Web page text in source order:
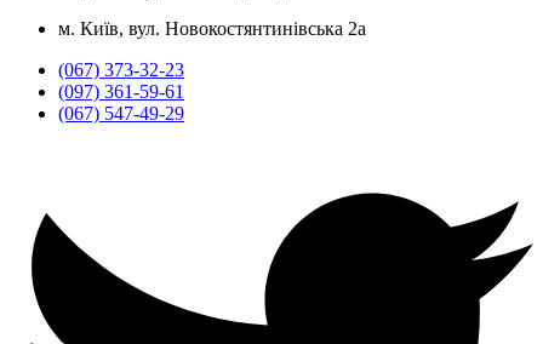
м. Київ, вул. Новокостянтинівська 2а
(067) 373-32-23
(097) 361-59-61
(067) 547-49-29